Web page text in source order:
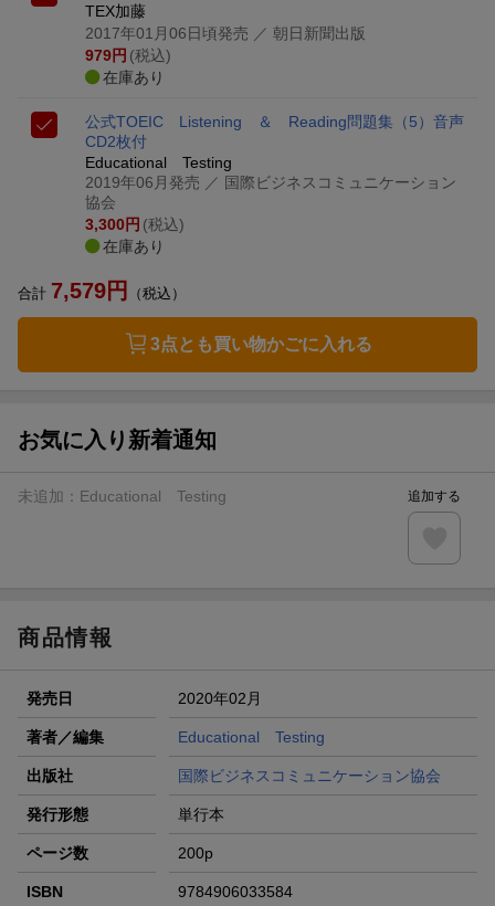
TEX加藤
2017年01月06日頃発売 ／ 朝日新聞出版
979円 (税込)
在庫あり
公式TOEIC Listening ＆ Reading問題集（5） 音声
CD2枚付
Educational Testing
2019年06月発売 ／ 国際ビジネスコミュニケーション
協会
3,300円 (税込)
在庫あり
合計 7,579円 （税込）
3点とも買い物かごに入れる
お気に入り新着通知
未追加： Educational Testing 追加する
商品情報
発売日 2020年02月
著者／編集 Educational Testing
出版社 国際ビジネスコミュニケーション協会
発行形態 単行本
ページ数 200p
ISBN 9784906033584